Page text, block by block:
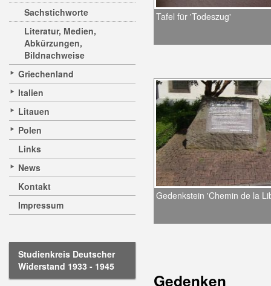
Sachstichworte
Literatur, Medien,
Abkürzungen,
Bildnachweise
Griechenland
Italien
Litauen
Polen
Links
News
Kontakt
Impressum
Studienkreis Deutscher
Widerstand 1933 - 1945
Tafel für 'Todeszug'
Gedenkstein 'Chemin de la
Gedenken